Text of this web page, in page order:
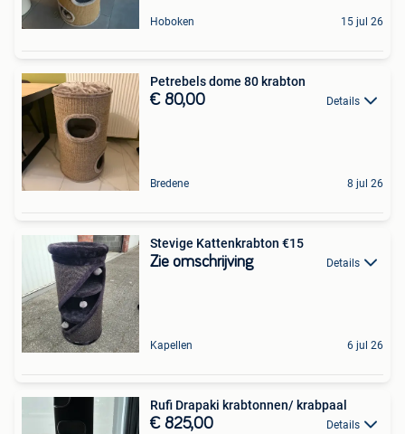
Hoboken 15 jul 26
Petrebels dome 80 krabton
€ 80,00 Details
Bredene 8 jul 26
Stevige Kattenkrabton €15
Zie omschrijving Details
Kapellen 6 jul 26
Rufi Drapaki krabtonnen/ krabpaal
€ 825,00 Details